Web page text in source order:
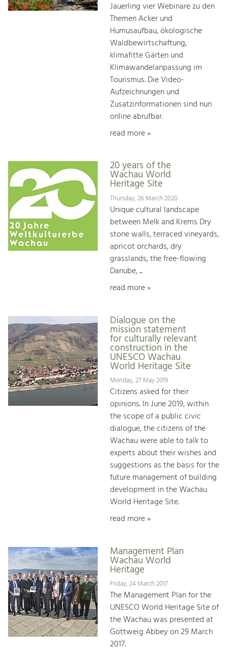
Jauerling vier Webinare zu den
Themen Acker und
Humusaufbau, ökologische
Waldbewirtschaftung,
klimafitte Gärten und
Klimawandelanpassung im
Tourismus. Die Video-
Aufzeichnungen und
Zusatzinformationen sind nun
online abrufbar.
read more »
20 years of the
Wachau World
Heritage Site
Thursday, 26 March 2020
Unique cultural landscape
between Melk and Krems Dry
stone walls, terraced vineyards,
apricot orchards, dry
grasslands, the free-flowing
Danube, ...
read more »
Dialogue on the
mission statement
for culturally relevant
construction in the
UNESCO Wachau
World Heritage Site
Monday, 27 May 2019
Citizens asked for their
opinions. In June 2019, within
the scope of a public civic
dialogue, the citizens of the
Wachau were able to talk to
experts about their wishes and
suggestions as the basis for the
future management of building
development in the Wachau
World Heritage Site.
read more »
Management Plan
Wachau World
Heritage
Friday, 24 March 2017
The Management Plan for the
UNESCO World Heritage Site of
the Wachau was presented at
Göttweig Abbey on 29 March
2017.